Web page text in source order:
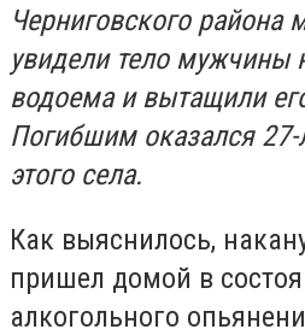
Черниговского района
увидели тело мужчины
водоема и вытащили
Погибшим оказался 27-
этого села.
Как выяснилось,
пришел домой в
алкогольного